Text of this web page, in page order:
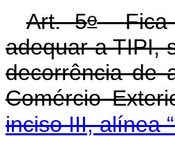
Art. 5o
adequar a TIPI,
decorrência de
Comércio
inciso III, alínea